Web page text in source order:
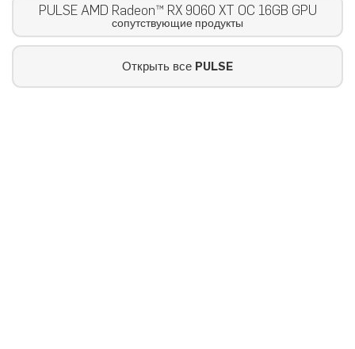
PULSE AMD Radeon™ RX 9060 XT OC 16GB GPU
сопутствующие продукты
Открыть все PULSE